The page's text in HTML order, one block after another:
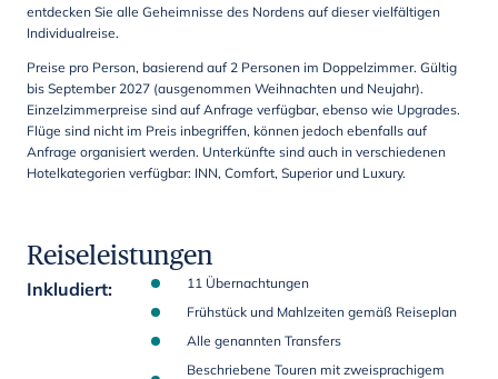
entdecken Sie alle Geheimnisse des Nordens auf dieser vielfältigen
Individualreise.
Preise pro Person, basierend auf 2 Personen im Doppelzimmer. Gültig
bis September 2027 (ausgenommen Weihnachten und Neujahr).
Einzelzimmerpreise sind auf Anfrage verfügbar, ebenso wie Upgrades.
Flüge sind nicht im Preis inbegriffen, können jedoch ebenfalls auf
Anfrage organisiert werden. Unterkünfte sind auch in verschiedenen
Hotelkategorien verfügbar: INN, Comfort, Superior und Luxury.
Reiseleistungen
Inkludiert:
11 Übernachtungen
Frühstück und Mahlzeiten gemäß Reiseplan
Alle genannten Transfers
Beschriebene Touren mit zweisprachigem